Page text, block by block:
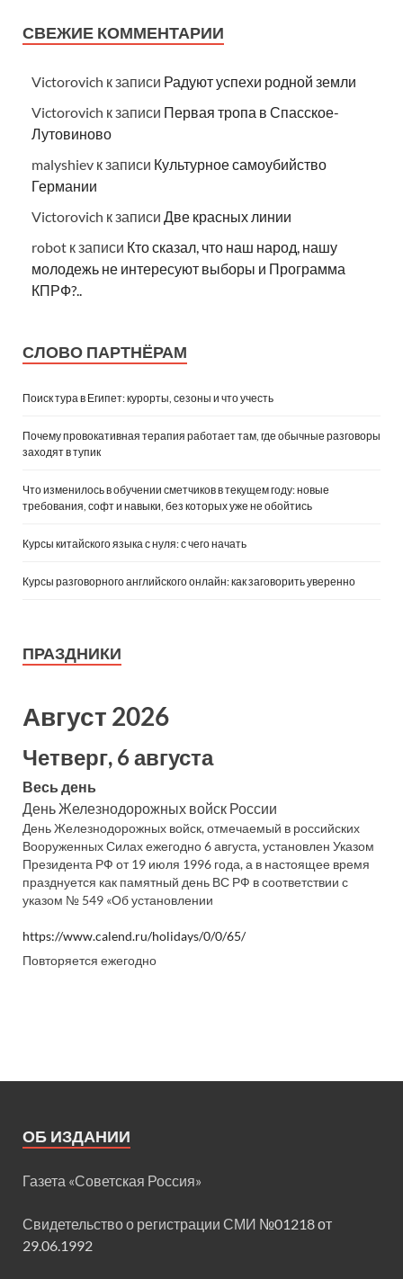
СВЕЖИЕ КОММЕНТАРИИ
Victorovich к записи Радуют успехи родной земли
Victorovich к записи Первая тропа в Спасское-
Лутовиново
malyshiev к записи Культурное самоубийство
Германии
Victorovich к записи Две красных линии
robot к записи Кто сказал, что наш народ, нашу
молодежь не интересуют выборы и Программа
КПРФ?..
СЛОВО ПАРТНЁРАМ
Поиск тура в Египет: курорты, сезоны и что учесть
Почему провокативная терапия работает там, где обычные разговоры
заходят в тупик
Что изменилось в обучении сметчиков в текущем году: новые
требования, софт и навыки, без которых уже не обойтись
Курсы китайского языка с нуля: с чего начать
Курсы разговорного английского онлайн: как заговорить уверенно
ПРАЗДНИКИ
Август 2026
Четверг, 6 августа
Весь день
День Железнодорожных войск России
День Железнодорожных войск, отмечаемый в российских
Вооруженных Силах ежегодно 6 августа, установлен Указом
Президента РФ от 19 июля 1996 года, а в настоящее время
празднуется как памятный день ВС РФ в соответствии с
указом № 549 «Об установлении
https://www.calend.ru/holidays/0/0/65/
Повторяется ежегодно
ОБ ИЗДАНИИ
Газета «Советская Россия»
Свидетельство о регистрации СМИ №01218 от
29.06.1992